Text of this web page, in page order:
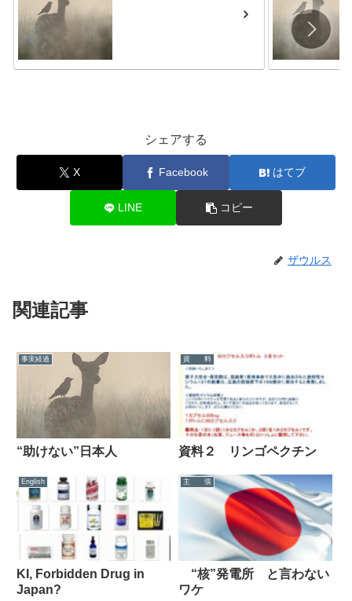
シェアする
X Facebook はてブ
LINE コピー
ザウルス
関連記事
事実経過
“助けない”日本人
資 料
資料２ リンゴペクチン
English
KI, Forbidden Drug in
Japan?
主 張
“核”発電所 と言わない
ワケ